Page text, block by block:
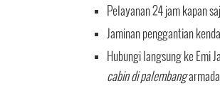
Pelayanan 24 jam kapan
Jaminan penggantian
Hubungi langsung ke Emi
cabin di palembang